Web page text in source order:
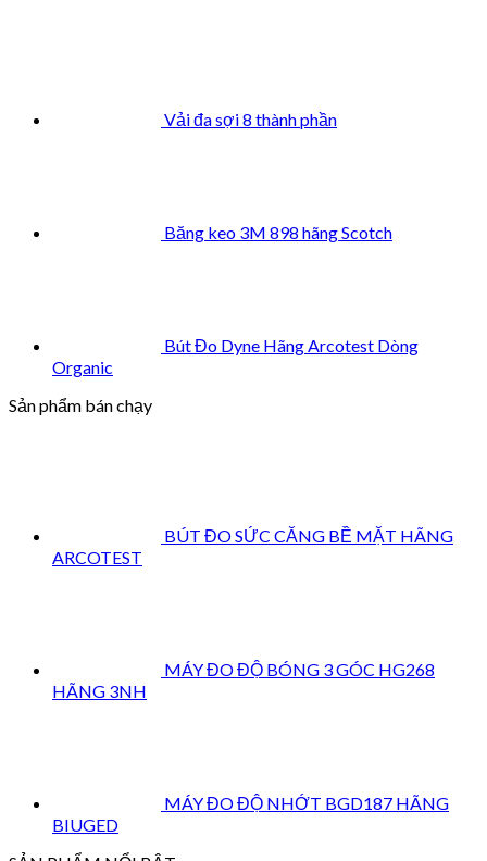
Vải đa sợi 8 thành phần
Băng keo 3M 898 hãng Scotch
Bút Đo Dyne Hãng Arcotest Dòng
Organic
Sản phẩm bán chạy
BÚT ĐO SỨC CĂNG BỀ MẶT HÃNG
ARCOTEST
MÁY ĐO ĐỘ BÓNG 3 GÓC HG268
HÃNG 3NH
MÁY ĐO ĐỘ NHỚT BGD187 HÃNG
BIUGED